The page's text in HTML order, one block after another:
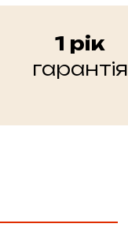
1 рік
гарантія